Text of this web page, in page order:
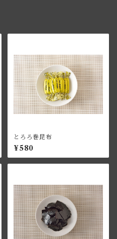
とろろ巻昆布
¥580